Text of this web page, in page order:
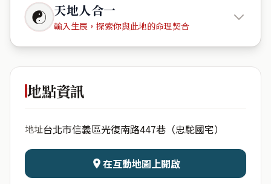
☯ 天地人合一
輸入生辰，探索你與此地的命理契合
信義區忠
日期 出生時辰
地點資訊
地址台北市信義區光復南路447巷（忠駝國宅）
在互動地圖上開啟